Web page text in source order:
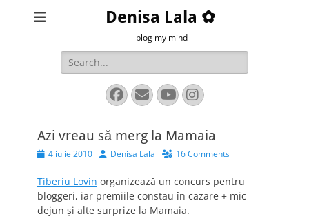
Denisa Lala ✿
blog my mind
Search
for:
Facebook
EmailYouTube
Instagram
Azi vreau să merg la Mamaia
Posted4 iulie 2010 AuthorDenisa Lala 16 Comments
Tiberiu Lovin organizează un concurs pentru
bloggeri, iar premiile constau în cazare + mic
dejun și alte surprize la Mamaia.